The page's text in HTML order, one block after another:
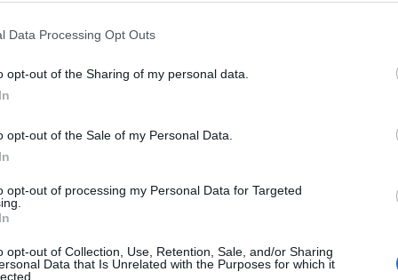
Data Processing Opt Outs
opt-out of the Sharing of my personal data.
opt-out of the Sale of my Personal Data.
opt-out of processing my Personal Data for Targeted
opt-out of Collection, Use, Retention, Sale, and/or Sharing
Data that Is Unrelated with the Purposes for which it
recetados o de venta libre,
y productos a base de hierbas.
Anuncios
salud si hay alguna interacción del
medicamentos que toma.
salud sobre los posibles efectos
Esa persona le dirá qué hacer si los